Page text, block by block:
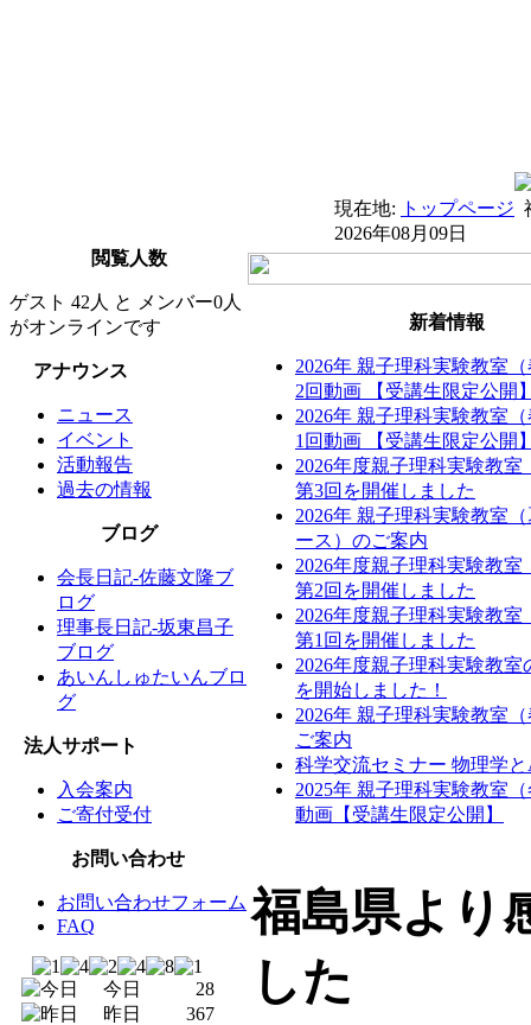
現在地: トップページ
2026年08月09日
閲覧人数
ゲスト 42人 と メンバー0人
がオンラインです
アナウンス
ニュース
イベント
活動報告
過去の情報
ブログ
会長日記-佐藤文隆ブ
ログ
理事長日記-坂東昌子
ブログ
あいんしゅたいんブロ
グ
法人サポート
入会案内
ご寄付受付
お問い合わせ
お問い合わせフォーム
FAQ
今日
28
昨日
367
新着情報
2026年 親子理科実験教室
2回動画 【受講生限定公開
2026年 親子理科実験教室
1回動画 【受講生限定公開
2026年度親子理科実験教室
第3回を開催しました
2026年 親子理科実験教室
ース）のご案内
2026年度親子理科実験教室
第2回を開催しました
2026年度親子理科実験教室
第1回を開催しました
2026年度親子理科実験教室
を開始しました！
2026年 親子理科実験教室
ご案内
科学交流セミナー 物理学
2025年 親子理科実験教室
動画【受講生限定公開】
福島県より
した